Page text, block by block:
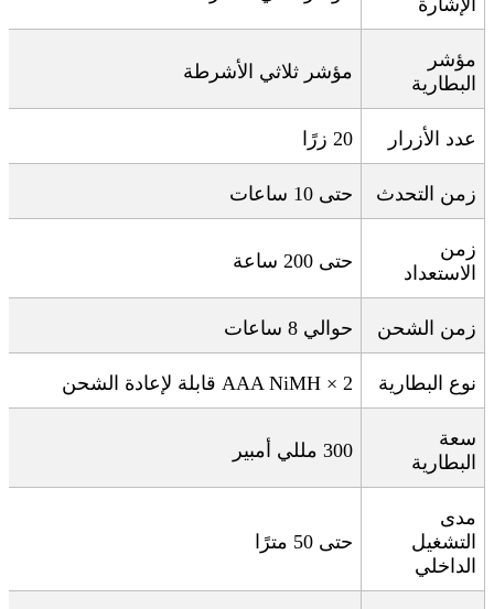
الإشارة
مؤشر
البطارية
مؤشر ثلاثي الأشرطة
عدد الأزرار 20 زرًا
زمن التحدث حتى 10 ساعات
زمن
الاستعداد
حتى 200 ساعة
زمن الشحن حوالي 8 ساعات
نوع البطارية 2 × AAA NiMH قابلة لإعادة الشحن
سعة
البطارية
300 مللي أمبير
مدى
التشغيل
الداخلي
حتى 50 مترًا